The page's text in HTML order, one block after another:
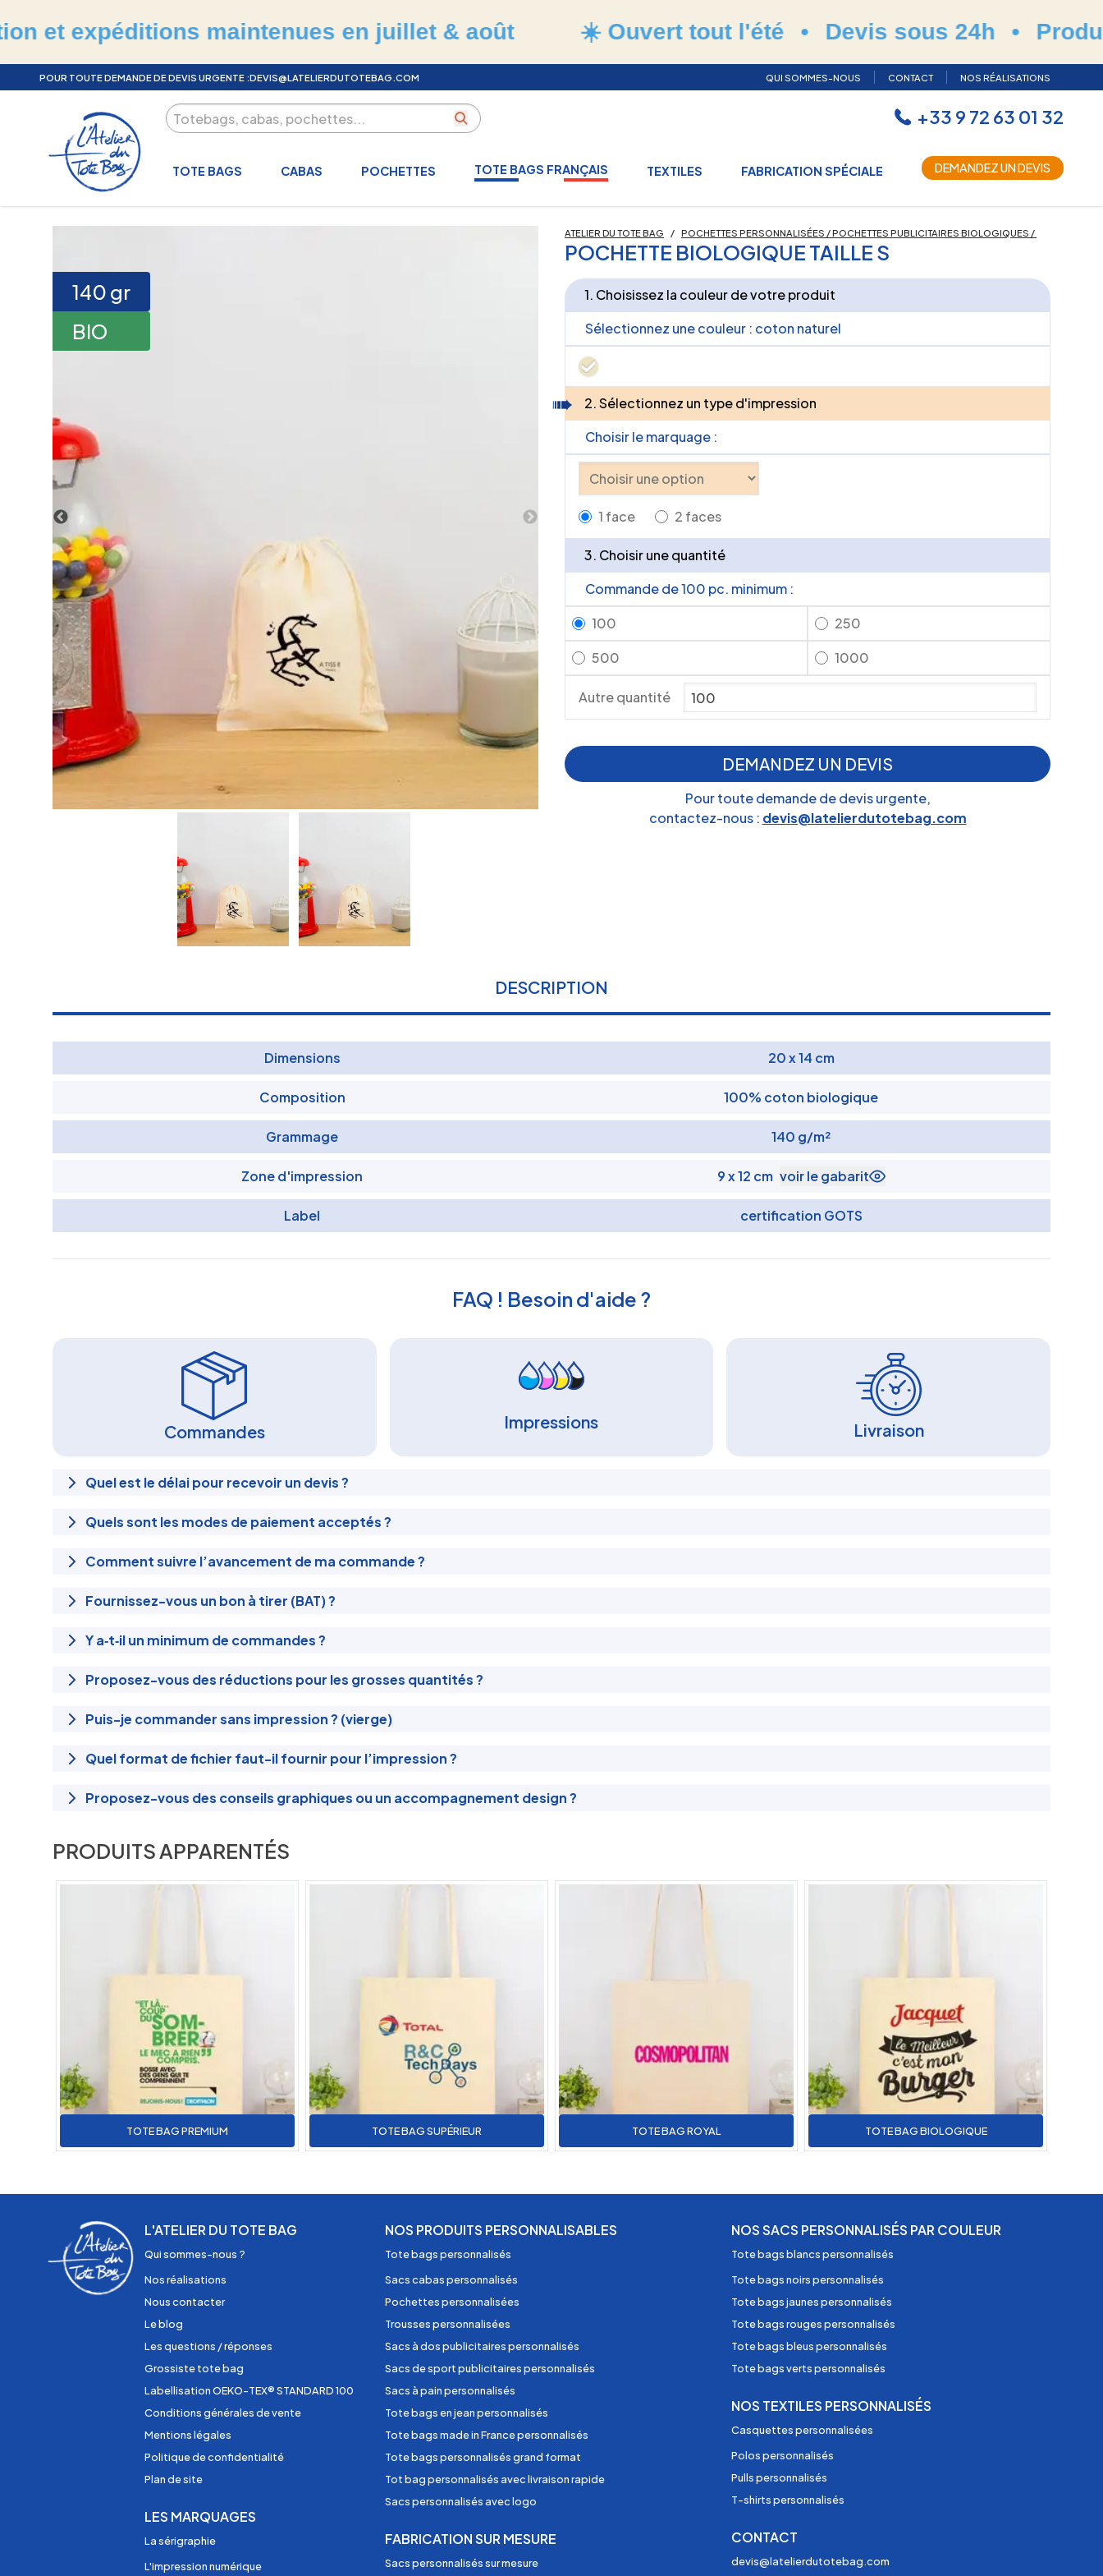
maintenues en juillet & août ☀️ Ouvert tout l'été • Devis sous 24h • Production et
POUR TOUTE DEMANDE DE DEVIS URGENTE :DEVIS@LATELIERDUTOTEBAG.COM QUI SOMMES-NOUS CONTACT NOS RÉALISATIONS
+33 9 72 63 01 32
TOTE BAGS CABAS POCHETTES TOTE BAGS FRANÇAIS TEXTILES FABRICATION SPÉCIALE DEMANDEZ UN DEVIS
140 gr
BIO
ATELIER DU TOTE BAG / POCHETTES PERSONNALISÉES /POCHETTES PUBLICITAIRES BIOLOGIQUES /
POCHETTE BIOLOGIQUE TAILLE S
1. Choisissez la couleur de votre produit
Sélectionnez une couleur : coton naturel
2. Sélectionnez un type d'impression
Choisir le marquage :
1 face 2 faces
3. Choisir une quantité
Commande de 100 pc. minimum :
100
250
500
1000
Autre quantité
DEMANDEZ UN DEVIS
Pour toute demande de devis urgente,
contactez-nous : devis@latelierdutotebag.com
DESCRIPTION
Dimensions 20 x 14 cm
Composition 100% coton biologique
Grammage 140 g/m²
Zone d'impression 9 x 12 cm voir le gabarit
Label certification GOTS
FAQ ! Besoin d'aide ?
Commandes Impressions Livraison
Quel est le délai pour recevoir un devis ?
Quels sont les modes de paiement acceptés ?
Comment suivre l’avancement de ma commande ?
Fournissez-vous un bon à tirer (BAT) ?
Y a‑t‑il un minimum de commandes ?
Proposez-vous des réductions pour les grosses quantités ?
Puis-je commander sans impression ? (vierge)
Quel format de fichier faut-il fournir pour l’impression ?
Proposez-vous des conseils graphiques ou un accompagnement design ?
PRODUITS APPARENTÉS
TOTE BAG PREMIUM TOTE BAG SUPÉRIEUR TOTE BAG ROYAL TOTE BAG BIOLOGIQUE
L'ATELIER DU TOTE BAG
Qui sommes-nous ?
Nos réalisations
Nous contacter
Le blog
Les questions / réponses
Grossiste tote bag
Labellisation OEKO-TEX® STANDARD 100
Conditions générales de vente
Mentions légales
Politique de confidentialité
Plan de site
LES MARQUAGES
La sérigraphie
L'impression numérique
NOS PRODUITS PERSONNALISABLES
Tote bags personnalisés
Sacs cabas personnalisés
Pochettes personnalisées
Trousses personnalisées
Sacs à dos publicitaires personnalisés
Sacs de sport publicitaires personnalisés
Sacs à pain personnalisés
Tote bags en jean personnalisés
Tote bags made in France personnalisés
Tote bags personnalisés grand format
Tot bag personnalisés avec livraison rapide
Sacs personnalisés avec logo
FABRICATION SUR MESURE
Sacs personnalisés sur mesure
NOS SACS PERSONNALISÉS PAR COULEUR
Tote bags blancs personnalisés
Tote bags noirs personnalisés
Tote bags jaunes personnalisés
Tote bags rouges personnalisés
Tote bags bleus personnalisés
Tote bags verts personnalisés
NOS TEXTILES PERSONNALISÉS
Casquettes personnalisées
Polos personnalisés
Pulls personnalisés
T-shirts personnalisés
CONTACT
devis@latelierdutotebag.com